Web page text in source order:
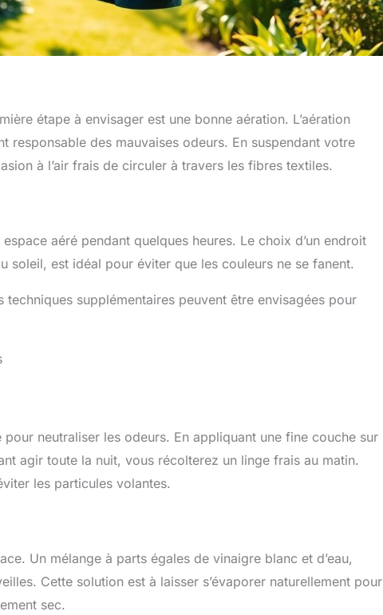
étape à envisager est une bonne aération. L’aération
responsable des mauvaises odeurs. En suspendant votre
à l’air frais de circuler à travers les fibres textiles.
aéré pendant quelques heures. Le choix d’un endroit
soleil, est idéal pour éviter que les couleurs ne se fanent.
supplémentaires peuvent être envisagées pour
pour neutraliser les odeurs. En appliquant une fine couche sur
agir toute la nuit, vous récolterez un linge frais au matin.
les particules volantes.
Un mélange à parts égales de vinaigre blanc et d’eau,
Cette solution est à laisser s’évaporer naturellement pour
sec.